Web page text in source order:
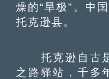
燥的“旱极”。中
托克逊县。
托克逊自古是
之路驿站，千多